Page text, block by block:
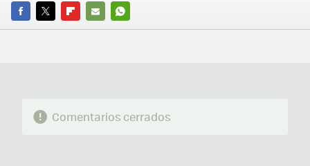
FACEBOOK
TWITTERFLIPBOARD
E-
WHATSAPP
Comentarios cerrados